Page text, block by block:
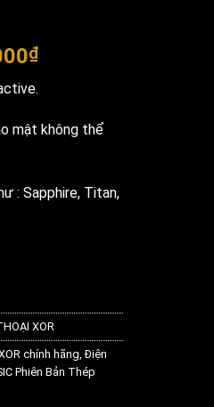
₫Current
99.000.000₫.
mật không thể
: Sapphire, Titan,
XOR
chính hãng,Điện
Phiên Bản Thép